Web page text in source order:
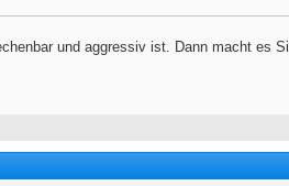
und aggressiv ist. Dann macht es